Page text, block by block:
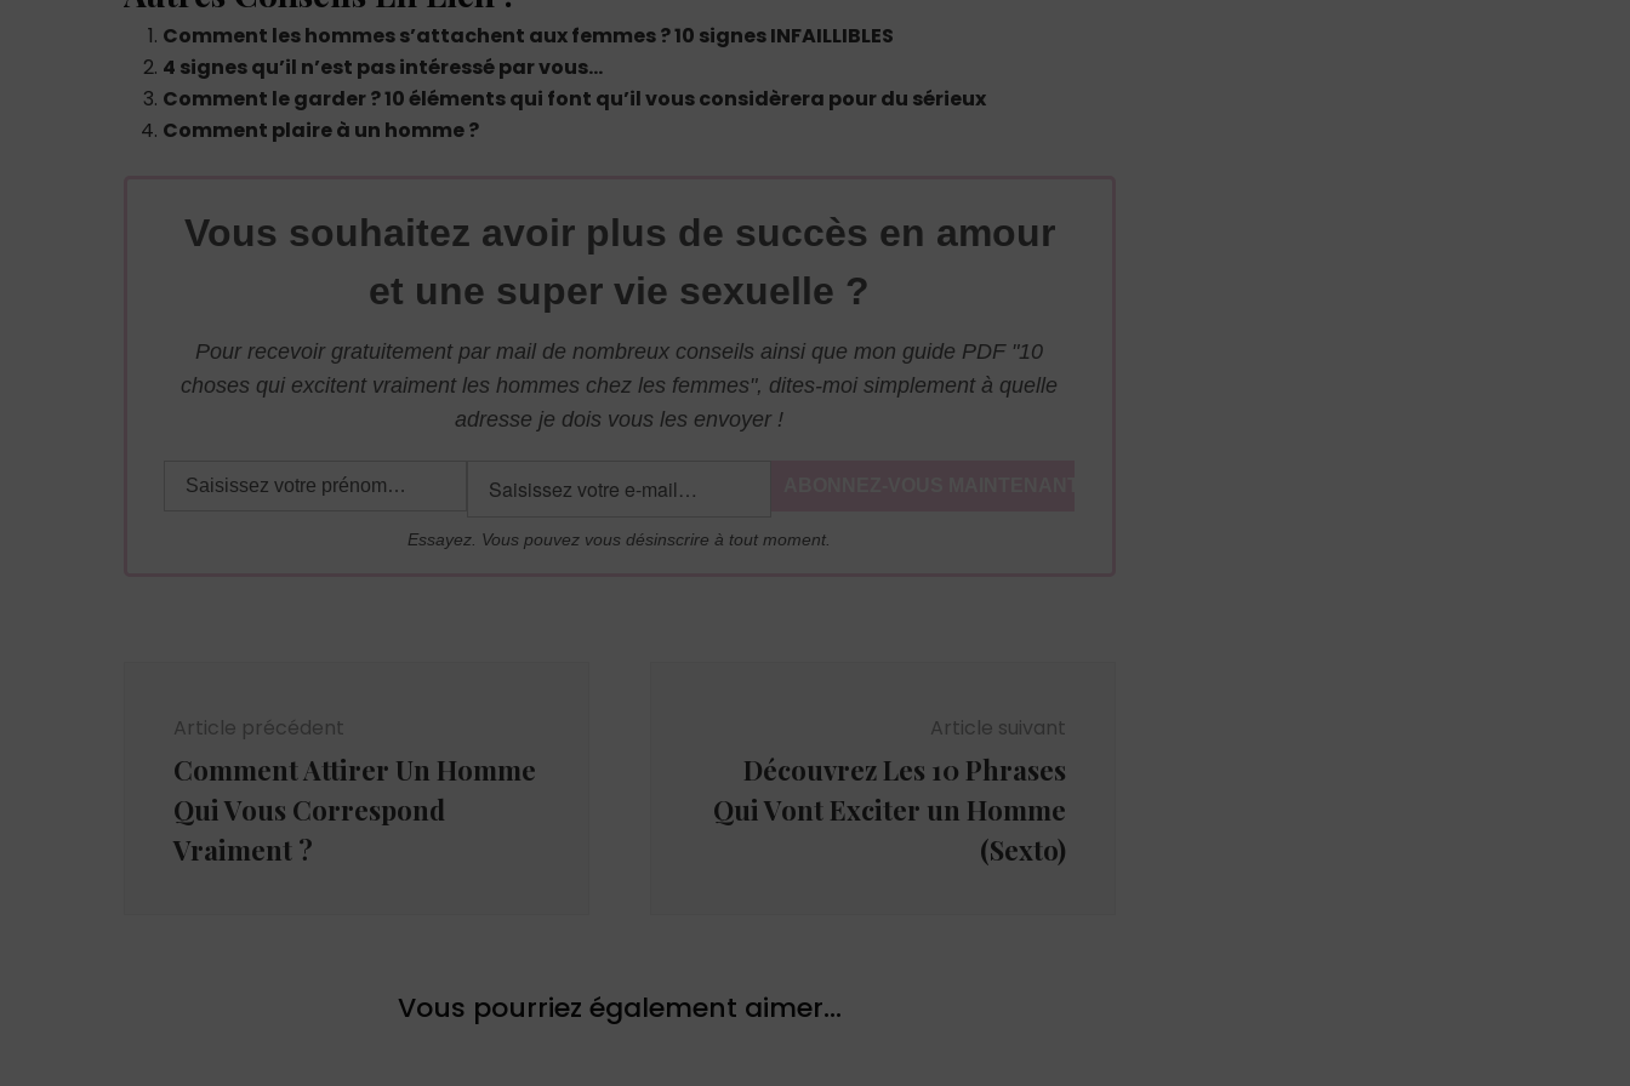
Comment les hommes s’attachent aux femmes ? 10 signes INFAILLIBLES
4 signes qu’il n’est pas intéressé par vous…
Comment le garder ? 10 éléments qui font qu’il vous considèrera pour du sérieux
Comment plaire à un homme ?
Vous souhaitez avoir plus de succès en amour
et une super vie sexuelle ?
Pour recevoir gratuitement par mail de nombreux conseils ainsi que mon guide PDF "10
choses qui excitent vraiment les hommes chez les femmes", dites-moi simplement à quelle
adresse je dois vous les envoyer !
Essayez. Vous pouvez vous désinscrire à tout moment.
Article précédent
Comment Attirer Un Homme
Qui Vous Correspond
Vraiment ?
Article suivant
Découvrez Les 10 Phrases
Qui Vont Exciter un Homme
(Sexto)
Vous pourriez également aimer...